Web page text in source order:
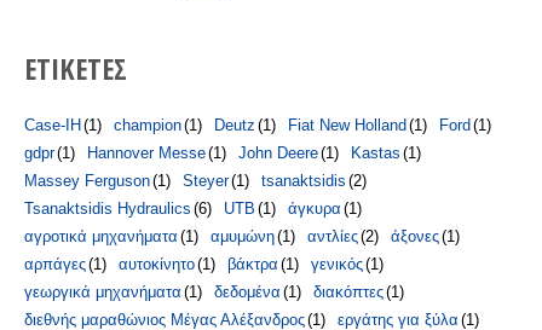
ΕΤΙΚΕΤΕΣ
Case-IH (1) champion(1) Deutz (1) Fiat New Holland (1) Ford (1)
gdpr(1) Hannover Messe(1) John Deere(1) Kastas (1)
Massey Ferguson(1) Steyer(1) tsanaktsidis (2)
Tsanaktsidis Hydraulics (6) UTB (1) άγκυρα (1)
αγροτικά μηχανήματα (1) αμυμώνη(1) αντλίες(2) άξονες(1)
αρπάγες(1) αυτοκίνητο(1) βάκτρα (1) γενικός(1)
γεωργικά μηχανήματα (1) δεδομένα (1) διακόπτες(1)
διεθνής μαραθώνιος Μέγας Αλέξανδρος(1) εργάτης για ξύλα (1)